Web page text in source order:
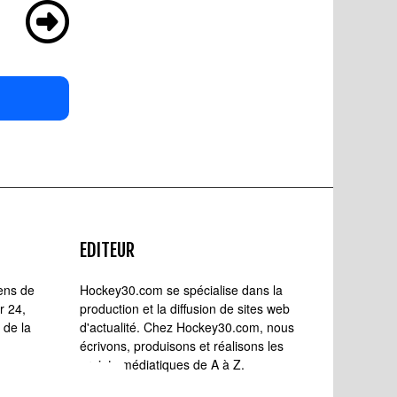
de
24,
de la
EDITEUR
Hockey30.com se spécialise dans la
production et la diffusion de sites web
d'actualité. Chez Hockey30.com, nous
écrivons, produisons et réalisons les
projets médiatiques de A à Z.